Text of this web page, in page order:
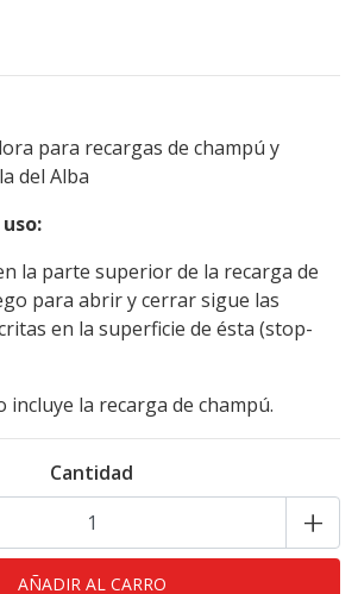
para recargas de champú y
del Alba
la parte superior de la recarga de
para abrir y cerrar sigue las
en la superficie de ésta (stop-
la recarga de champú.
Cantidad
+